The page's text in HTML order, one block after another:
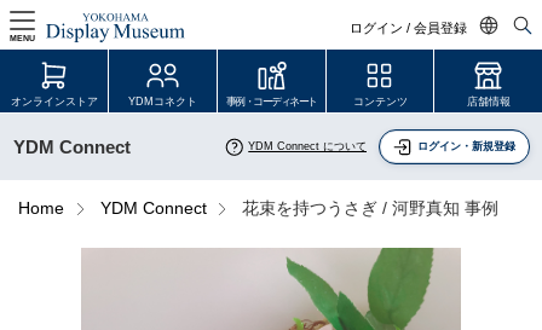
ログイン / 会員登録
日本語
中文简体
MENU
ログイン・会員登録
オンラインストア
オンラインストア YDMコネクト 事例・コーディネート コンテンツ 店舗情報
YDM Connect YDM Connect について ログイン・新規登録
Home YDM Connect 花束を持つうさぎ / 河野真知 事例